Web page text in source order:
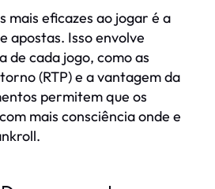
mais eficazes ao jogar é a
apostas. Isso envolve
de cada jogo, como as
(RTP) e a vantagem da
permitem que os
mais consciência onde e